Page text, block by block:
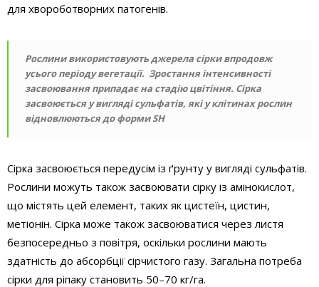
для хворобо­творних патогенів.
Рослини викори­стовують джерела сірки впродовж
усього періоду вегетації. Зростання інтенсивності
засвоювання припадає на стадію цвітіння. Сірка
засвоюється у вигляді сульфатів, які у клітинах рослин
відновлюються до форми ­SH
Сірка засвоюється передусім із ґрунту у вигляді сульфатів.
Рослини можуть також засвоювати сірку із амінокислот,
що містять цей елемент, таких як цистеїн, цистин,
метіонін. Сірка може також засвоюватися через листя
безпосередньо з повітря, оскільки рослини мають
здатність до абсорбції сірчистого газу. Загальна потреба
сірки для ріпаку становить 50–70 кг/га.